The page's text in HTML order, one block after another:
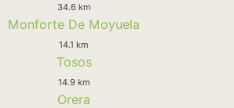
34.6 km
Monforte De Moyuela
14.1 km
Tosos
14.9 km
Orera